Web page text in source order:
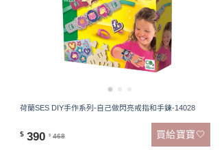
荷蘭SES DIY手作系列-自己做閃亮戒指和手鍊-14028
$ 390 $ 468 買給寶寶🤍